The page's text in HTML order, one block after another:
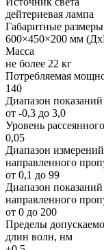
дейтериевая лампа
Габаритные размеры
600×450×200 мм
Масса
не более 22 кг
Потребляемая
140
Диапазон
от -0,3 до 3,0
Уровень
0,05
Диапазон
направленного
от 0,1 до 99
Диапазон
направленного
от 0 до 200
Пределы
длин волн, нм